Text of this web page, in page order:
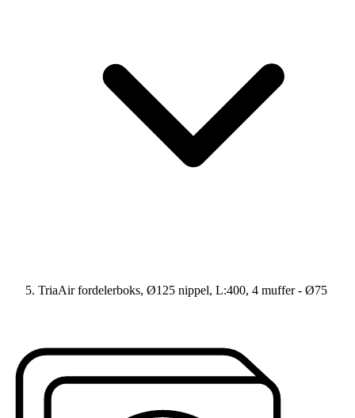
TriaAir fordelerboks, Ø125 nippel, L:400, 4 muffer - Ø75